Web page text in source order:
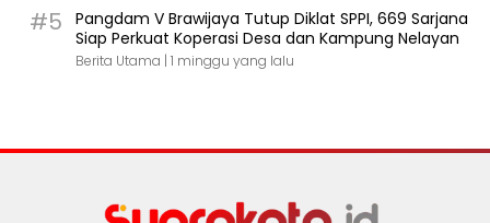
#5
Pangdam V Brawijaya Tutup Diklat SPPI, 669 Sarjana
Siap Perkuat Koperasi Desa dan Kampung Nelayan
Berita Utama | 1 minggu yang lalu